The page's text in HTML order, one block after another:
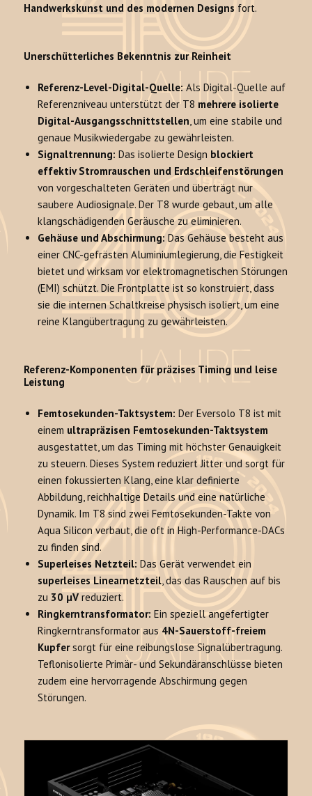
Handwerkskunst und des modernen Designs fort.
Unerschütterliches Bekenntnis zur Reinheit
Referenz-Level-Digital-Quelle:Als Digital-Quelle auf
Referenzniveau unterstützt der T8 mehrere isolierte
Digital-Ausgangsschnittstellen, um eine stabile und
genaue Musikwiedergabe zu gewährleisten.
Signaltrennung: Das isolierte Design blockiert
effektiv Stromrauschen und Erdschleifenstörungen
von vorgeschalteten Geräten und überträgt nur
saubere Audiosignale. Der T8 wurde gebaut, um alle
klangschädigenden Geräusche zu eliminieren.
Gehäuse und Abschirmung: Das Gehäuse besteht aus
einer CNC-gefrästen Aluminiumlegierung, die Festigkeit
bietet und wirksam vor elektromagnetischen Störungen
(EMI) schützt. Die Frontplatte ist so konstruiert, dass
sie die internen Schaltkreise physisch isoliert, um eine
reine Klangübertragung zu gewährleisten.
Referenz-Komponenten für präzises Timing und leise
Leistung
Femtosekunden-Taktsystem: Der Eversolo T8 ist mit
einem ultrapräzisen Femtosekunden-Taktsystem
ausgestattet, um das Timing mit höchster Genauigkeit
zu steuern. Dieses System reduziert Jitter und sorgt für
einen fokussierten Klang, eine klar definierte
Abbildung, reichhaltige Details und eine natürliche
Dynamik. Im T8 sind zwei Femtosekunden-Takte von
Aqua Silicon verbaut, die oft in High-Performance-DACs
zu finden sind.
Superleises Netzteil: Das Gerät verwendet ein
superleises Linearnetzteil, das das Rauschen auf bis
zu 30 μV reduziert.
Ringkerntransformator: Ein speziell angefertigter
Ringkerntransformator aus 4N-Sauerstoff-freiem
Kupfersorgt für eine reibungslose Signalübertragung.
Teflonisolierte Primär- und Sekundäranschlüsse bieten
zudem eine hervorragende Abschirmung gegen
Störungen.